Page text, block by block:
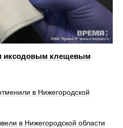
иксодовым клещевым
в Нижегородской
в Нижегородской области